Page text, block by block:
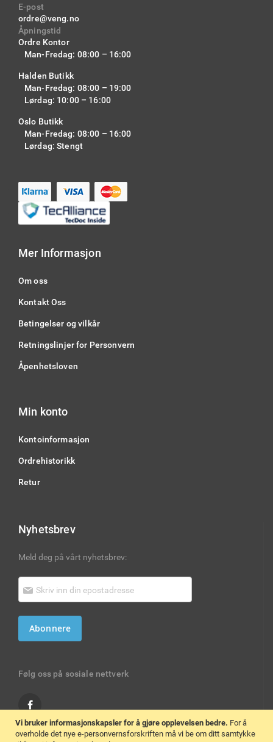
Vi bruker informasjonskapsler for å gjøre opplevelsen bedre. For å
overholde det nye e-personvernsforskriften må vi be om ditt samtykke
E-post
ordre@veng.no
Åpningstid
Ordre Kontor
Man-Fredag: 08:00 – 16:00
Halden Butikk
Man-Fredag: 08:00 – 19:00
Lørdag: 10:00 – 16:00
Oslo Butikk
Man-Fredag: 08:00 – 16:00
Lørdag: Stengt
Mer Informasjon
Om oss
Kontakt Oss
Betingelser og vilkår
Retningslinjer for Personvern
Åpenhetsloven
Min konto
Kontoinformasjon
Ordrehistorikk
Retur
Nyhetsbrev
Meld deg på vårt nyhetsbrev:
Abonnere
Følg oss på sosiale nettverk